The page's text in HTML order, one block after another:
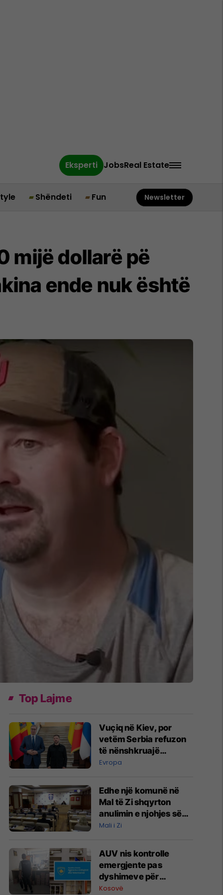
Eksperti JobsReal Estate
Shëndeti Fun Newsletter
mijë dollarë pë
ende nuk është
Top Lajme
Vuçiq në Kiev, por
vetëm Serbia refuzon
të nënshkruajë
deklaratën për
Evropa
Edhe një komunë në
Mal të Zi shqyrton
anulimin e njohjes së
pavarësisë së Kosovës
Mali i Zi
AUV nis kontrolle
emergjente pas
dyshimeve për
helmime në Prishtinë
Kosovë